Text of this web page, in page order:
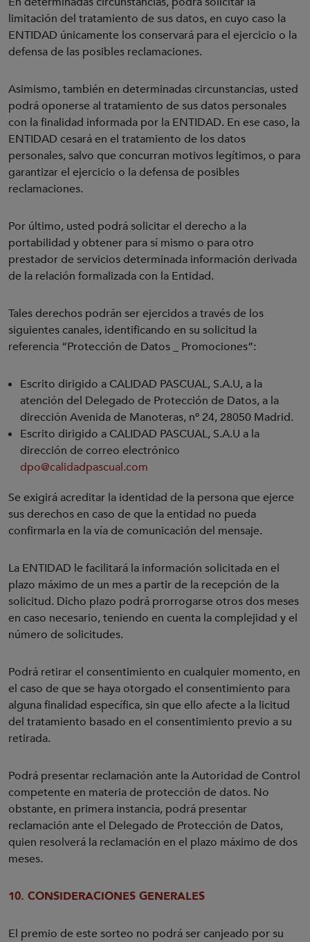
limitación del tratamiento de sus datos, en cuyo caso la
ENTIDAD únicamente los conservará para el ejercicio o la
defensa de las posibles reclamaciones.
Asimismo, también en determinadas circunstancias, usted
podrá oponerse al tratamiento de sus datos personales
con la finalidad informada por la ENTIDAD. En ese caso, la
ENTIDAD cesará en el tratamiento de los datos
personales, salvo que concurran motivos legítimos, o para
garantizar el ejercicio o la defensa de posibles
reclamaciones.
Por último, usted podrá solicitar el derecho a la
portabilidad y obtener para sí mismo o para otro
prestador de servicios determinada información derivada
de la relación formalizada con la Entidad.
Tales derechos podrán ser ejercidos a través de los
siguientes canales, identificando en su solicitud la
referencia “Protección de Datos _ Promociones”:
Escrito dirigido a CALIDAD PASCUAL, S.A.U, a la
atención del Delegado de Protección de Datos, a la
dirección Avenida de Manoteras, nº 24, 28050 Madrid.
Escrito dirigido a CALIDAD PASCUAL, S.A.U a la
dirección de correo electrónico
dpo@calidadpascual.com
Se exigirá acreditar la identidad de la persona que ejerce
sus derechos en caso de que la entidad no pueda
confirmarla en la vía de comunicación del mensaje.
La ENTIDAD le facilitará la información solicitada en el
plazo máximo de un mes a partir de la recepción de la
solicitud. Dicho plazo podrá prorrogarse otros dos meses
en caso necesario, teniendo en cuenta la complejidad y el
número de solicitudes.
Podrá retirar el consentimiento en cualquier momento, en
el caso de que se haya otorgado el consentimiento para
alguna finalidad específica, sin que ello afecte a la licitud
del tratamiento basado en el consentimiento previo a su
retirada.
Podrá presentar reclamación ante la Autoridad de Control
competente en materia de protección de datos. No
obstante, en primera instancia, podrá presentar
reclamación ante el Delegado de Protección de Datos,
quien resolverá la reclamación en el plazo máximo de dos
meses.
10. CONSIDERACIONES GENERALES
El premio de este sorteo no podrá ser canjeado por su